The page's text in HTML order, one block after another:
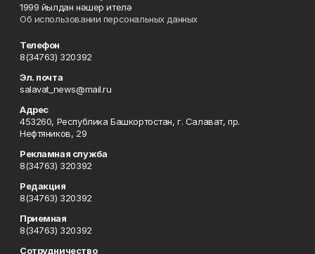
1999 йылдан нәшер ителә
Об использовании персональных данных
Телефон
8(34763) 320392
Эл. почта
salavat_news@mail.ru
Адрес
453260, Республика Башкортостан, г. Салават, пр.
Нефтяников, 29
Рекламная служба
8(34763) 320392
Редакция
8(34763) 320392
Приемная
8(34763) 320392
Сотрудничество